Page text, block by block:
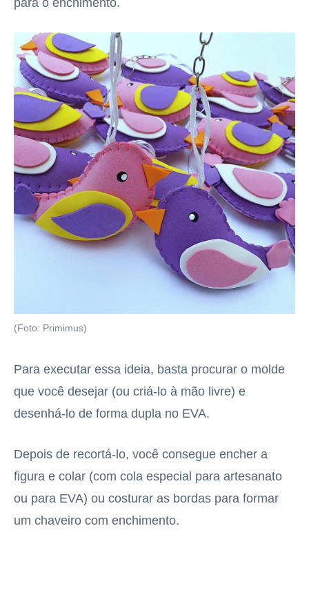
para o enchimento.
(Foto: Primimus)
Para executar essa ideia, basta procurar o molde
que você desejar (ou criá-lo à mão livre) e
desenhá-lo de forma dupla no EVA.
Depois de recortá-lo, você consegue encher a
figura e colar (com cola especial para artesanato
ou para EVA) ou costurar as bordas para formar
um chaveiro com enchimento.